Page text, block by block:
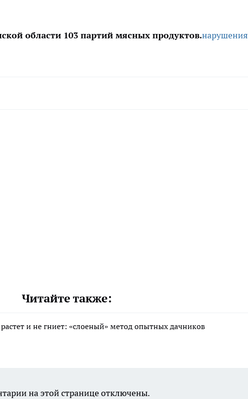
области 103 партий мясных продуктов.нарушения
Читайте также:
и не гниет: «слоеный» метод опытных дачников
на этой странице отключены.